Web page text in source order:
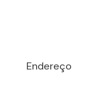
Endereço